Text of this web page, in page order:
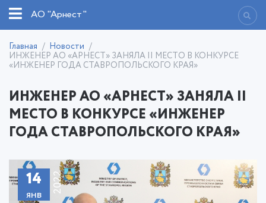
АО "Арнест"
Главная
Новости
ИНЖЕНЕР АО «АРНЕСТ» ЗАНЯЛА II МЕСТО В КОНКУРСЕ
«ИНЖЕНЕР ГОДА СТАВРОПОЛЬСКОГО КРАЯ»
ИНЖЕНЕР АО «АРНЕСТ» ЗАНЯЛА II
МЕСТО В КОНКУРСЕ «ИНЖЕНЕР
ГОДА СТАВРОПОЛЬСКОГО КРАЯ»
14
янв
2022